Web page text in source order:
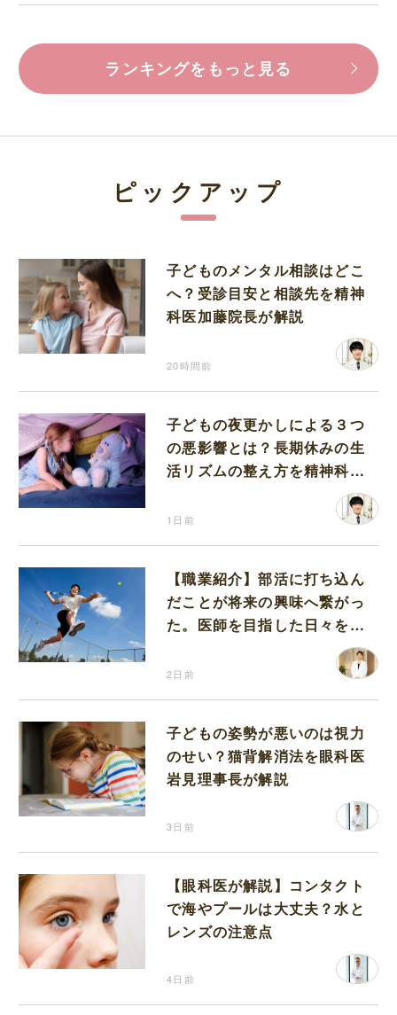
ランキングをもっと見る
ピックアップ
子どものメンタル相談はどこ
へ？受診目安と相談先を精神
科医加藤院長が解説
20時間前
子どもの夜更かしによる３つ
の悪影響とは？長期休みの生
活リズムの整え方を精神科医
1日前
【職業紹介】部活に打ち込ん
だことが将来の興味へ繋がっ
た。医師を目指した日々を振
2日前
子どもの姿勢が悪いのは視力
のせい？猫背解消法を眼科医
岩見理事長が解説
3日前
【眼科医が解説】コンタクト
で海やプールは大丈夫？水と
レンズの注意点
4日前